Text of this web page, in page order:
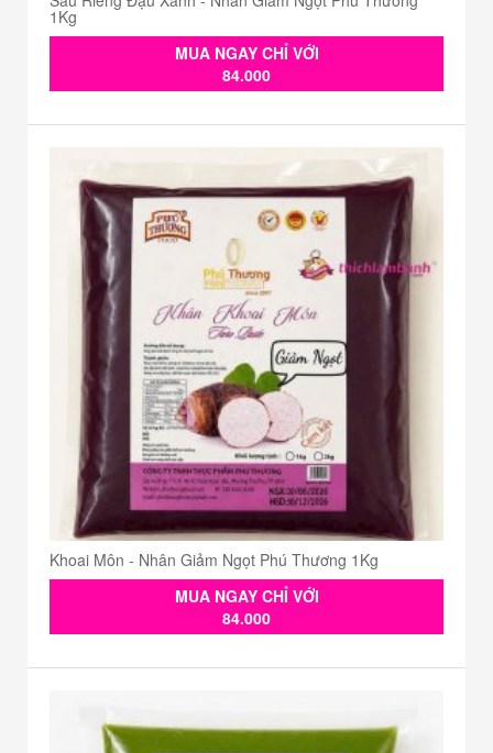
1Kg
MUA NGAY CHỈ VỚI
84.000
Khoai Môn - Nhân Giảm Ngọt Phú Thương 1Kg
MUA NGAY CHỈ VỚI
84.000